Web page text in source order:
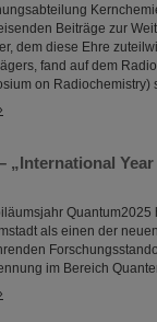
Beiträge zur
dem diese Ehre
fand auf dem
on
„International
als einen der
im Bereich